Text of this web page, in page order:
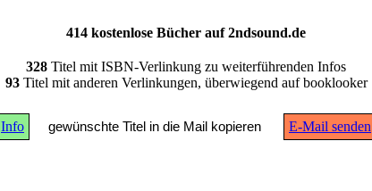
414 kostenlose Bücher auf 2ndsound.de
328 Titel mit ISBN-Verlinkung zu weiterführenden Infos
93Titel mit anderen Verlinkungen, überwiegend auf booklooker
Info gewünschte Titel in die Mail kopieren E-Mail senden